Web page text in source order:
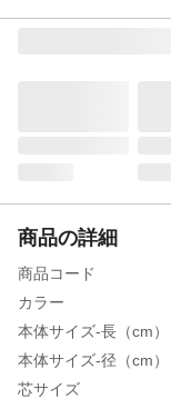
商品の詳細
商品コード
カラー
本体サイズ-長（cm）
本体サイズ-径（cm）
芯サイズ